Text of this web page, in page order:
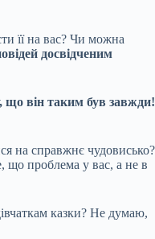
її на вас? Чи можна
досвідченим
що він таким був завжди!
на справжнє чудовисько?
що проблема у вас, а не в
казки? Не думаю,